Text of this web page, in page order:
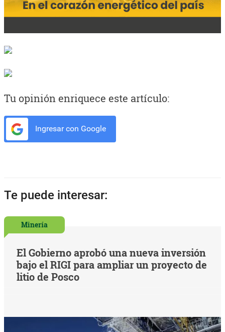
Tu opinión enriquece este artículo:
Ingresar con Google
Te puede interesar:
Minería
El Gobierno aprobó una nueva inversión
bajo el RIGI para ampliar un proyecto de
litio de Posco